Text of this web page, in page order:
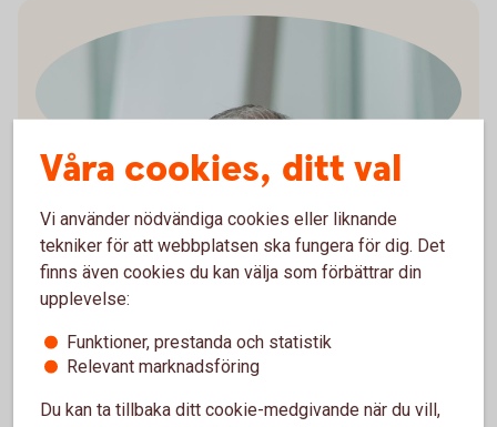
Privatekonom
Arturo förklarar kortfattat:
Våra cookies, ditt val
Vi använder nödvändiga cookies eller liknande
tekniker för att webbplatsen ska fungera för dig. Det
finns även cookies du kan välja som förbättrar din
upplevelse:
Funktioner, prestanda och statistik
Relevant marknadsföring
Du kan ta tillbaka ditt cookie-medgivande när du vill,